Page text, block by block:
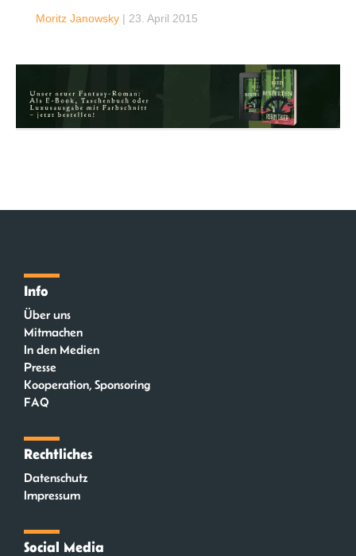
Moritz Janowsky | 23. April 2015
Info
Über uns
Mitmachen
In den Medien
Presse
Kooperation, Sponsoring
FAQ
Rechtliches
Datenschutz
Impressum
Social Media